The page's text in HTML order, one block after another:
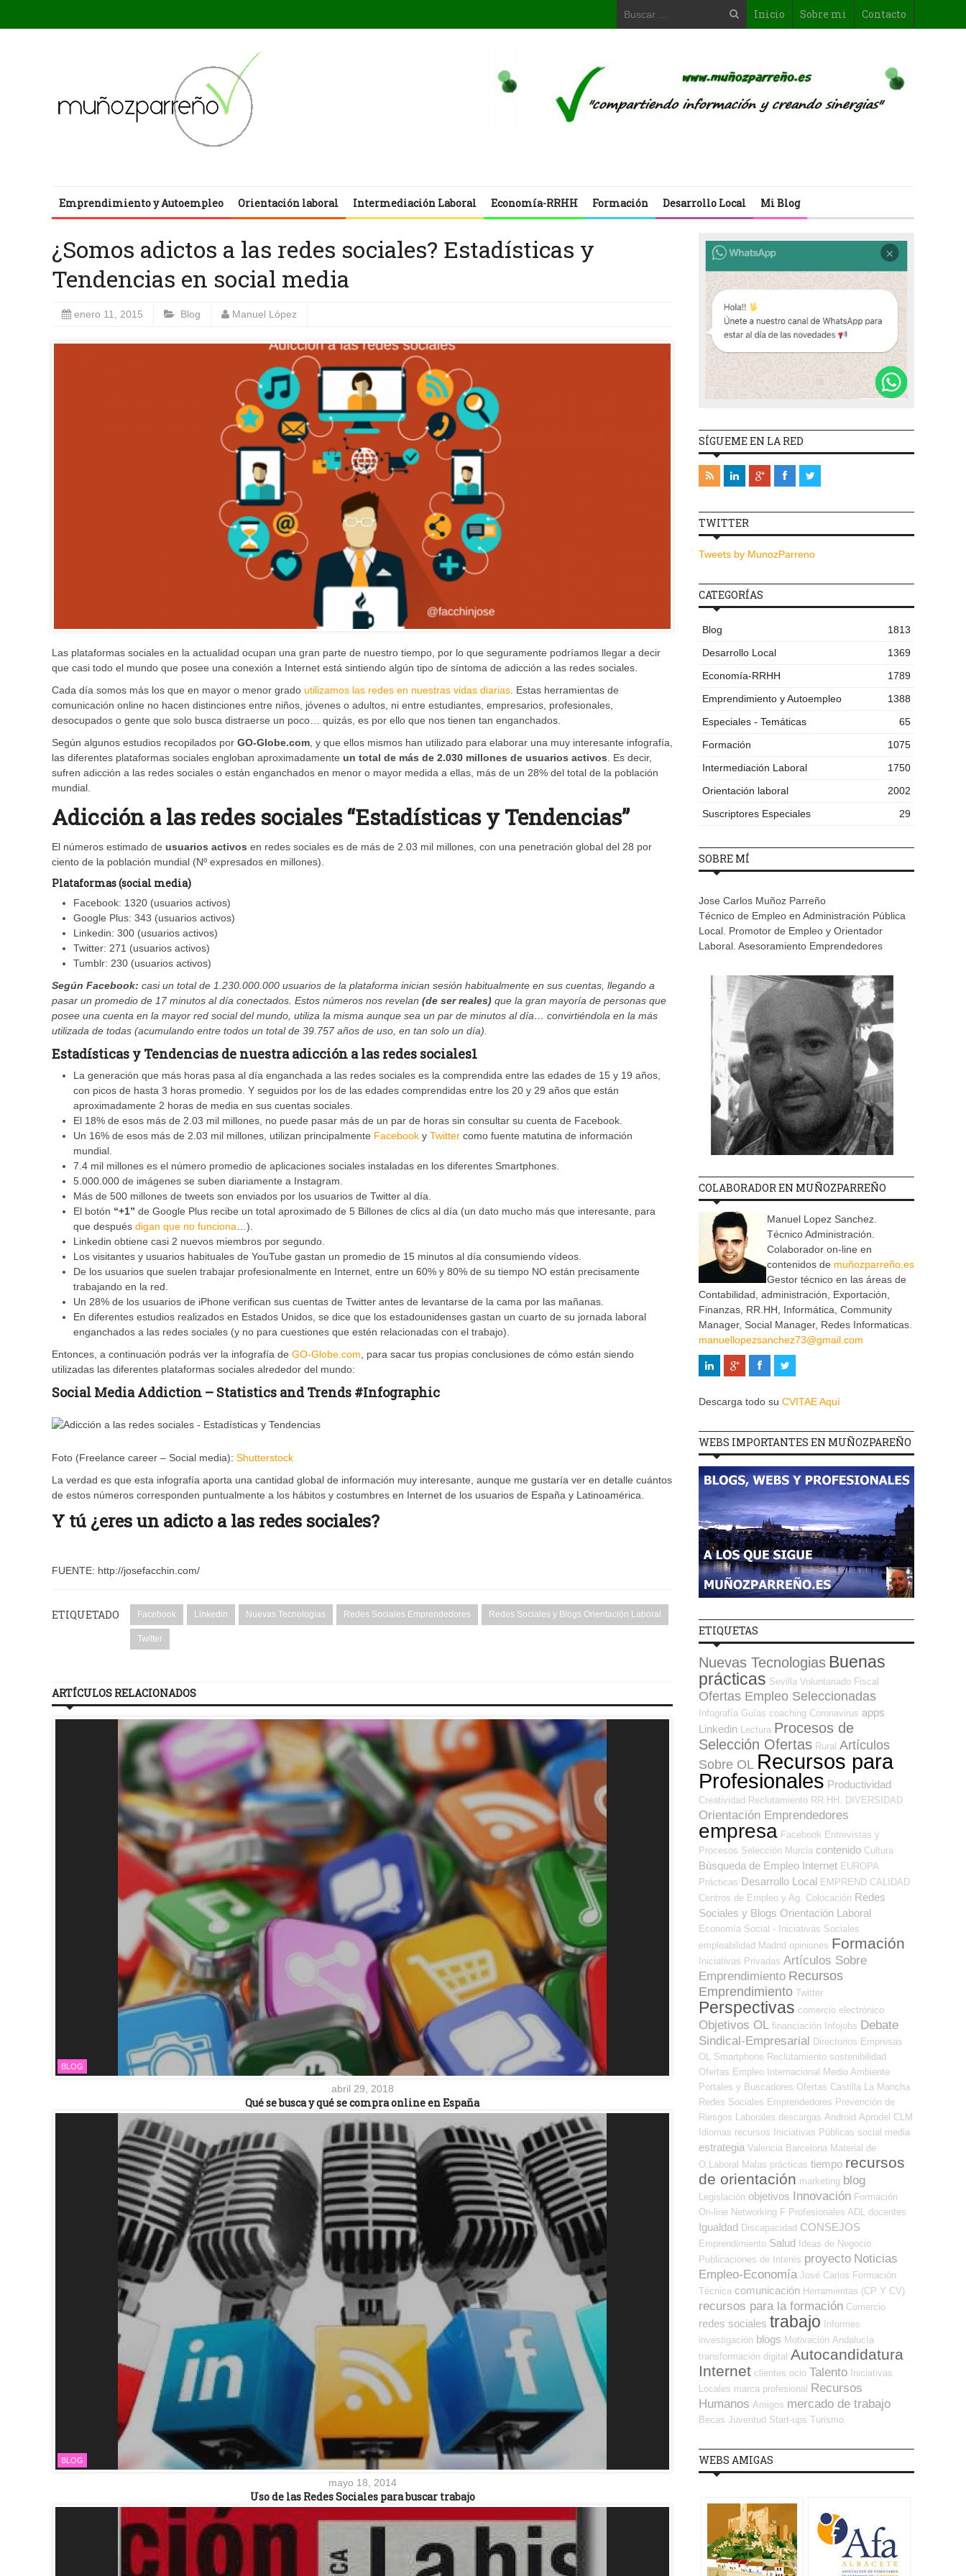
Inicio Sobre mi Contacto
Emprendimiento y Autoempleo Orientación laboral Intermediación Laboral Economía-RRHH Formación Desarrollo Local Mi Blog
¿Somos adictos a las redes sociales? Estadísticas y
Tendencias en social media
enero 11, 2015 Blog Manuel López
Las plataformas sociales en la actualidad ocupan una gran parte de nuestro tiempo, por lo que seguramente podríamos llegar a decir
que casi todo el mundo que posee una conexión a Internet está sintiendo algún tipo de síntoma de adicción a las redes sociales.
Cada día somos más los que en mayor o menor grado utilizamos las redes en nuestras vidas diarias. Estas herramientas de
comunicación online no hacen distinciones entre niños, jóvenes o adultos, ni entre estudiantes, empresarios, profesionales,
desocupados o gente que solo busca distraerse un poco… quizás, es por ello que nos tienen tan enganchados.
Según algunos estudios recopilados por GO-Globe.com, y que ellos mismos han utilizado para elaborar una muy interesante infografía,
las diferentes plataformas sociales engloban aproximadamente un total de más de 2.030 millones de usuarios activos. Es decir,
sufren adicción a las redes sociales o están enganchados en menor o mayor medida a ellas, más de un 28% del total de la población
mundial.
Adicción a las redes sociales “Estadísticas y Tendencias”
El números estimado de usuarios activos en redes sociales es de más de 2.03 mil millones, con una penetración global del 28 por
ciento de la población mundial (Nº expresados en millones).
Plataformas (social media)
Facebook: 1320 (usuarios activos)
Google Plus: 343 (usuarios activos)
Linkedin: 300 (usuarios activos)
Twitter: 271 (usuarios activos)
Tumblr: 230 (usuarios activos)
Según Facebook: casi un total de 1.230.000.000 usuarios de la plataforma inician sesión habitualmente en sus cuentas, llegando a
pasar un promedio de 17 minutos al día conectados. Estos números nos revelan (de ser reales) que la gran mayoría de personas que
posee una cuenta en la mayor red social del mundo, utiliza la misma aunque sea un par de minutos al día… convirtiéndola en la más
utilizada de todas (acumulando entre todos un total de 39.757 años de uso, en tan solo un día).
Estadísticas y Tendencias de nuestra adicción a las redes sociales1
La generación que más horas pasa al día enganchada a las redes sociales es la comprendida entre las edades de 15 y 19 años,
con picos de hasta 3 horas promedio. Y seguidos por los de las edades comprendidas entre los 20 y 29 años que están
aproximadamente 2 horas de media en sus cuentas sociales.
El 18% de esos más de 2.03 mil millones, no puede pasar más de un par de horas sin consultar su cuenta de Facebook.
Un 16% de esos más de 2.03 mil millones, utilizan principalmente Facebook y Twitter como fuente matutina de información
mundial.
7.4 mil millones es el número promedio de aplicaciones sociales instaladas en los diferentes Smartphones.
5.000.000 de imágenes se suben diariamente a Instagram.
Más de 500 millones de tweets son enviados por los usuarios de Twitter al día.
El botón “+1” de Google Plus recibe un total aproximado de 5 Billones de clics al día (un dato mucho más que interesante, para
que después digan que no funciona…).
Linkedin obtiene casi 2 nuevos miembros por segundo.
Los visitantes y usuarios habituales de YouTube gastan un promedio de 15 minutos al día consumiendo vídeos.
De los usuarios que suelen trabajar profesionalmente en Internet, entre un 60% y 80% de su tiempo NO están precisamente
trabajando en la red.
Un 28% de los usuarios de iPhone verifican sus cuentas de Twitter antes de levantarse de la cama por las mañanas.
En diferentes estudios realizados en Estados Unidos, se dice que los estadounidenses gastan un cuarto de su jornada laboral
enganchados a las redes sociales (y no para cuestiones que estén relacionadas con el trabajo).
Entonces, a continuación podrás ver la infografía de GO-Globe.com, para sacar tus propias conclusiones de cómo están siendo
utilizadas las diferentes plataformas sociales alrededor del mundo:
Social Media Addiction – Statistics and Trends #Infographic
Foto (Freelance career – Social media): Shutterstock
La verdad es que esta infografía aporta una cantidad global de información muy interesante, aunque me gustaría ver en detalle cuántos
de estos números corresponden puntualmente a los hábitos y costumbres en Internet de los usuarios de España y Latinoamérica.
Y tú ¿eres un adicto a las redes sociales?
FUENTE: http://josefacchin.com/
ETIQUETADO Facebook Linkedin Nuevas Tecnologias Redes Sociales Emprendedores Redes Sociales y Blogs Orientación Laboral
Twitter
ARTÍCULOS RELACIONADOS
BLOG
abril 29, 2018
Qué se busca y qué se compra online en España
BLOG
mayo 18, 2014
Uso de las Redes Sociales para buscar trabajo
SÍGUEME EN LA RED
TWITTER
Tweets by MunozParreno
CATEGORÍAS
Blog
1813
Desarrollo Local
1369
Economía-RRHH
1789
Emprendimiento y Autoempleo
1388
Especiales - Temáticas
65
Formación
1075
Intermediación Laboral
1750
Orientación laboral
2002
Suscriptores Especiales
29
SOBRE MÍ
Jose Carlos Muñoz Parreño
Técnico de Empleo en Administración Pública
Local. Promotor de Empleo y Orientador
Laboral. Asesoramiento Emprendedores
COLABORADOR EN MUÑOZPARREÑO
Manuel Lopez Sanchez.
Técnico Administración.
Colaborador on-line en
contenidos de muñozparreño.es
Gestor técnico en las áreas de
Contabilidad, administración, Exportación,
Finanzas, RR.HH, Informática, Community
Manager, Social Manager, Redes Informaticas.
manuellopezsanchez73@gmail.com
Descarga todo su CVITAE Aquí
WEBS IMPORTANTES EN MUÑOZPAREÑO
ETIQUETAS
Nuevas Tecnologias Buenas
prácticas Sevilla Voluntariado Fiscal
Ofertas Empleo Seleccionadas
Infografía Guías coaching Coronavirus apps
Linkedin
Lectura Procesos de
Selección Ofertas Rural Artículos
Sobre OL Recursos para
Profesionales Productividad
Creatividad Reclutamiento RR.HH. DIVERSIDAD
Orientación Emprendedores
empresa Facebook Entrevistas y
Procesos Selección Murcia contenido Cultura
Búsqueda de Empleo Internet EUROPA
Prácticas Desarrollo Local EMPREND CALIDAD
Centros de Empleo y Ag. Colocación Redes
Sociales y Blogs Orientación Laboral
Economía Social - Iniciativas Sociales
empleabilidad Madrid opiniones Formación
Iniciativas Privadas Artículos Sobre
Emprendimiento Recursos
Emprendimiento Twitter
Perspectivas comercio electrónico
Objetivos OL financiación Infojobs Debate
Sindical-Empresarial Directorios Empresas
OL
Smartphone Reclutamiento sostenibilidad
Ofertas Empleo Internacional
Medio Ambiente
Portales y Buscadores Ofertas Castilla La Mancha
Redes Sociales Emprendedores Prevención de
Riesgos Laborales descargas Android Aprodel CLM
Idiomas recursos Iniciativas Públicas social media
estrategia Valencia Barcelona Material de
O.Laboral
Malas prácticas tiempo recursos
de orientación marketing blog
Legislación objetivos Innovación Formación
On-line Networking F Profesionales ADL docentes
Igualdad Discapacidad CONSEJOS
Emprendimiento Salud Ideas de Negocio
Publicaciones de Interés proyecto Noticias
Empleo-Economía José Carlos Formación
Técnica comunicación Herramientas (CP Y CV)
recursos para la formación Comercio
redes sociales trabajo
Informes
investigación blogs Motivación Andalucía
transformación digital Autocandidatura
Internet clientes ocio Talento Iniciativas
Locales marca profesional Recursos
Humanos Amigos mercado de trabajo
Becas Juventud Start-ups Turismo
WEBS AMIGAS